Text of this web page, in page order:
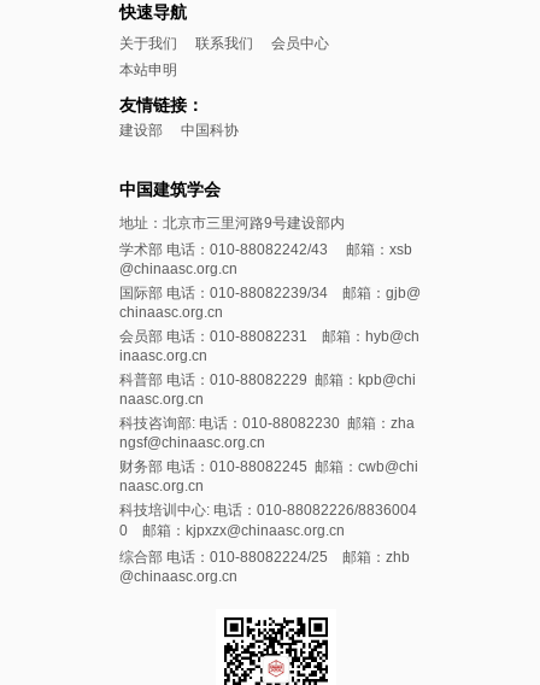
快速导航
关于我们 联系我们
会员中心
本站申明
友情链接：
建设部 中国科协
中国建筑学会
地址：北京市三里河路9号建设部内
学术部 电话：010-88082242/43 邮箱：xsb
@chinaasc.org.cn
国际部 电话：010-88082239/34 邮箱：gjb@
chinaasc.org.cn
会员部 电话：010-88082231 邮箱：hyb@ch
inaasc.org.cn
科普部 电话：010-88082229 邮箱：kpb@chi
naasc.org.cn
科技咨询部: 电话：010-88082230 邮箱：zha
ngsf@chinaasc.org.cn
财务部 电话：010-88082245 邮箱：cwb@chi
naasc.org.cn
科技培训中心: 电话：010-88082226/8836004
0 邮箱：kjpxzx@chinaasc.org.cn
综合部 电话：010-88082224/25 邮箱：zhb
@chinaasc.org.cn